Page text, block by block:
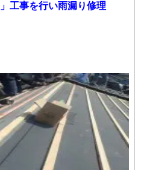
工事を行い雨漏り修理